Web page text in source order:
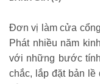
Đơn vị làm cửa
Phát nhiều năm
với những bước
chắc, lắp đặt bản